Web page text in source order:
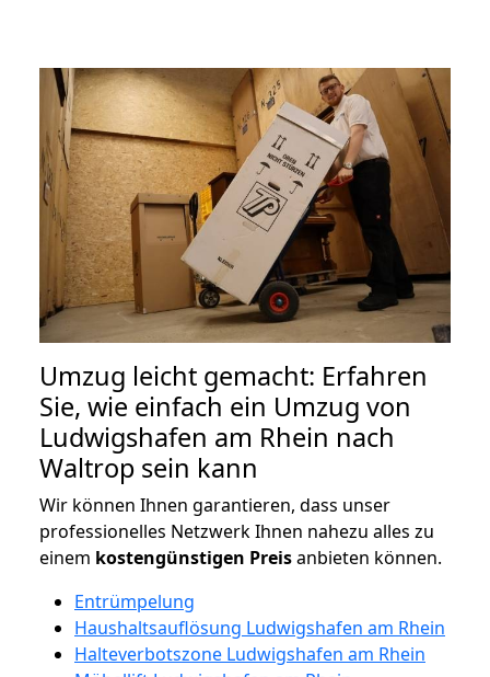
Umzug leicht gemacht: Erfahren
Sie, wie einfach ein Umzug von
Ludwigshafen am Rhein nach
Waltrop sein kann
Wir können Ihnen garantieren, dass unser
professionelles Netzwerk Ihnen nahezu alles zu
einem kostengünstigen Preisanbieten können.
Entrümpelung
Haushaltsauflösung Ludwigshafen am Rhein
Halteverbotszone Ludwigshafen am Rhein